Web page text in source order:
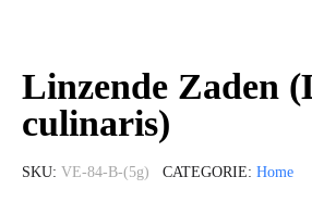
Linzende Zaden
culinaris)
SKU VE-84-B-(5g) CATEGORIE Home